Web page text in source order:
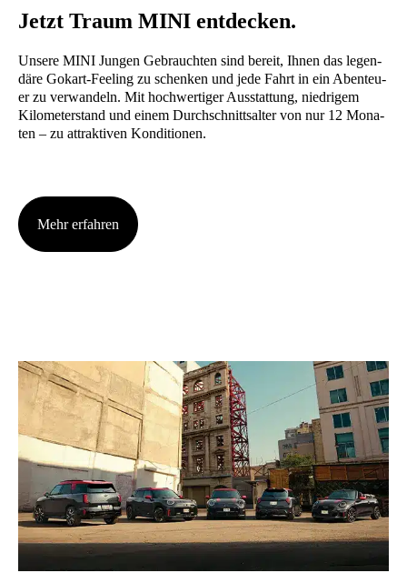
MINI Jun­ge Gebrauch­te.
Jetzt Traum MINI ent­de­cken.
Unse­re MINI Jun­gen Gebrauch­ten sind bereit, Ihnen das legen­
dä­re Gokart-Fee­ling zu schen­ken und jede Fahrt in ein Aben­teu­
er zu ver­wan­deln. Mit hoch­wer­ti­ger Aus­stat­tung, nied­ri­gem
Kilo­me­ter­stand und einem Durch­schnitts­al­ter von nur 12 Mona­
ten – zu attrak­ti­ven Kon­di­tio­nen.
Mehr erfah­ren